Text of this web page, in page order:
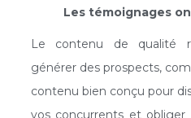
Les témoignages
Le contenu de qualité
générer des prospects,
contenu bien conçu pour
vos concurrents et obliger